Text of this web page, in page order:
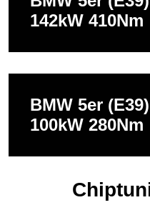
142kW 410Nm
BMW 5er
100kW 280Nm